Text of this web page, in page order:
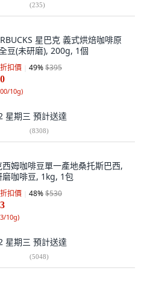
(235)
星巴克 義式烘焙咖啡原
豆(未研磨), 200g, 1個
扣價 49%$395
10g)
星期三 預計送達
(8308)
西姆咖啡豆單一產地桑托斯巴西,
磨咖啡豆, 1kg, 1包
扣價 48%$530
10g)
星期三 預計送達
(5048)